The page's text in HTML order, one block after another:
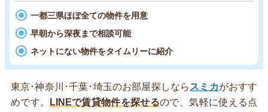
一都三県ほぼ全ての物件を用意
早朝から深夜まで相談可能
ネットにない物件をタイムリーに紹介
東京･神奈川･千葉･埼玉のお部屋探しなら スミカがおすす
めです。
LINEで賃貸物件を探せるので、気軽に使える点